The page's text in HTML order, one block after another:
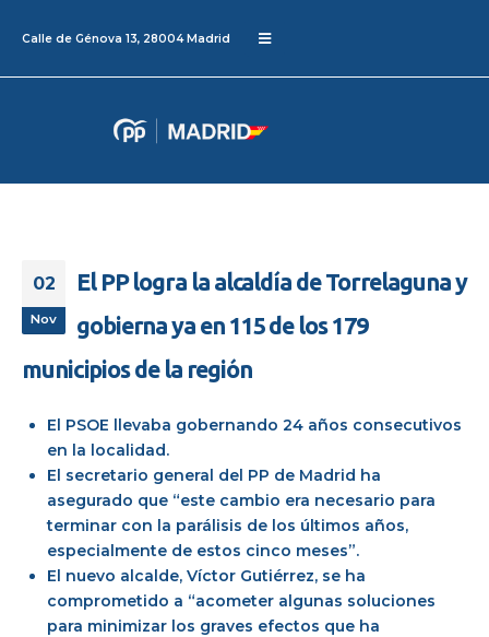
Calle de Génova 13, 28004 Madrid
02
Nov
El PP logra la alcaldía de Torrelaguna y
gobierna ya en 115 de los 179
municipios de la región
El PSOE llevaba gobernando 24 años consecutivos
en la localidad.
El secretario general del PP de Madrid ha
asegurado que “este cambio era necesario para
terminar con la parálisis de los últimos años,
especialmente de estos cinco meses”.
El nuevo alcalde, Víctor Gutiérrez, se ha
comprometido a “acometer algunas soluciones
para minimizar los graves efectos que ha